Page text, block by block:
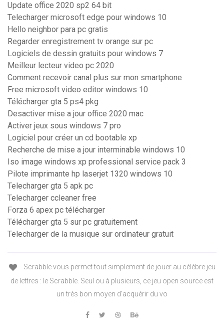
Update office 2020 sp2 64 bit
Telecharger microsoft edge pour windows 10
Hello neighbor para pc gratis
Regarder enregistrement tv orange sur pc
Logiciels de dessin gratuits pour windows 7
Meilleur lecteur video pc 2020
Comment recevoir canal plus sur mon smartphone
Free microsoft video editor windows 10
Télécharger gta 5 ps4 pkg
Desactiver mise a jour office 2020 mac
Activer jeux sous windows 7 pro
Logiciel pour créer un cd bootable xp
Recherche de mise a jour interminable windows 10
Iso image windows xp professional service pack 3
Pilote imprimante hp laserjet 1320 windows 10
Telecharger gta 5 apk pc
Telecharger ccleaner free
Forza 6 apex pc télécharger
Télécharger gta 5 sur pc gratuitement
Telecharger de la musique sur ordinateur gratuit
Scrabble vous permet tout simplement de jouer au célèbre jeu
de lettres : le Scrabble. Seul ou à plusieurs, ce jeu open source est
un très bon moyen d'acquérir du vo